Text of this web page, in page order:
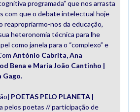
programada” que nos arrasta
com que o debate intelectual hoje
reapropriarmo-nos da educação,
heteronomia técnica para lhe
como janela para o “complexo” e
António Cabrita, Ana
Bena e Maria João Cantinho |
Gago.
POETAS PELO PLANETA |
pelos poetas // participação de